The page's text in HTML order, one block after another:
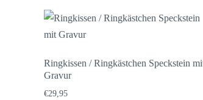
Ringkissen / Ringkästchen Speckstein
Gravur
€29,95